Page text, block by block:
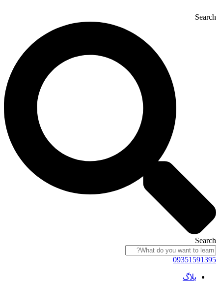
Search
Search
09351591395
بلاگ